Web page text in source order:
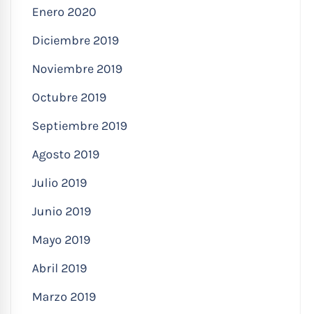
Enero 2020
Diciembre 2019
Noviembre 2019
Octubre 2019
Septiembre 2019
Agosto 2019
Julio 2019
Junio 2019
Mayo 2019
Abril 2019
Marzo 2019